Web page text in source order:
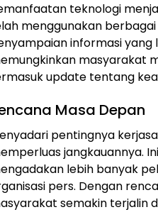
teknologi
menggunakan
informasi yang
masyarakat
update tentang
Masa Depan
pentingnya
jangkauannya.
lebih banyak
pers. Dengan
semakin terjalin